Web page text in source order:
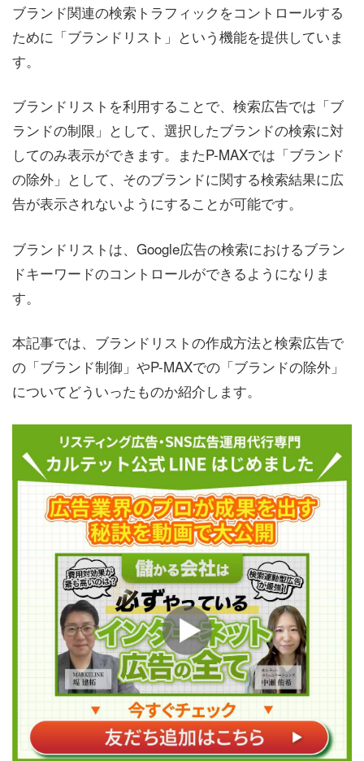
ブランド関連の検索トラフィックをコントロールする
ために「ブランドリスト」という機能を提供していま
す。
ブランドリストを利用することで、検索広告では「ブ
ランドの制限」として、選択したブランドの検索に対
してのみ表示ができます。またP-MAXでは「ブランド
の除外」として、そのブランドに関する検索結果に広
告が表示されないようにすることが可能です。
ブランドリストは、Google広告の検索におけるブラン
ドキーワードのコントロールができるようになりま
す。
本記事では、ブランドリストの作成方法と検索広告で
の「ブランド制御」やP-MAXでの「ブランドの除外」
についてどういったものか紹介します。